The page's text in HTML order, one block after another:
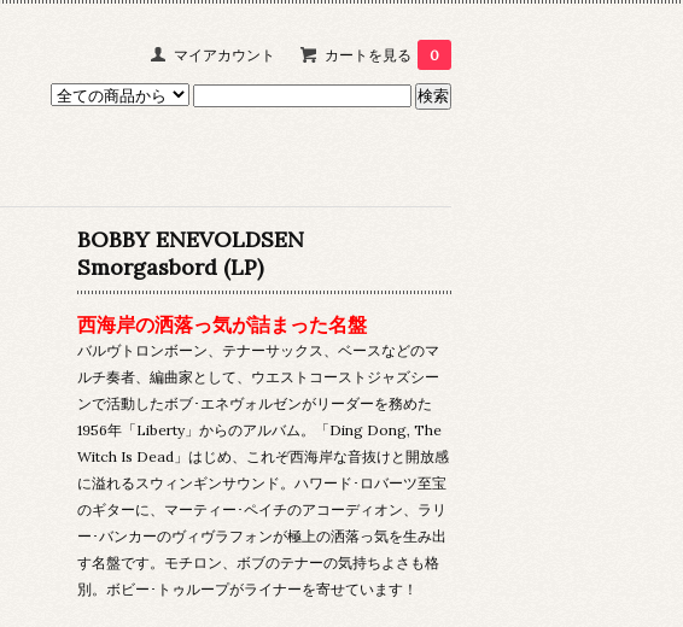
マイアカウント カートを見る 0
BOBBY ENEVOLDSEN
Smorgasbord (LP)
西海岸の洒落っ気が詰まった名盤
バルヴトロンボーン、テナーサックス、ベースなどのマ
ルチ奏者、編曲家として、ウエストコーストジャズシー
ンで活動したボブ･エネヴォルゼンがリーダーを務めた
1956年「Liberty」からのアルバム。「Ding Dong, The
Witch Is Dead」はじめ、これぞ西海岸な音抜けと開放感
に溢れるスウィンギンサウンド。ハワード･ロバーツ至宝
のギターに、マーティー･ペイチのアコーディオン、ラリ
ー･バンカーのヴィヴラフォンが極上の洒落っ気を生み出
す名盤です。モチロン、ボブのテナーの気持ちよさも格
別。ボビー･トゥループがライナーを寄せています！